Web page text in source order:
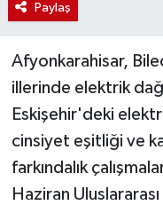
Paylaş
Afyonkarahisar,
illerinde elektrik
Eskişehir'deki
cinsiyet eşitliği ve
farkındalık
Haziran